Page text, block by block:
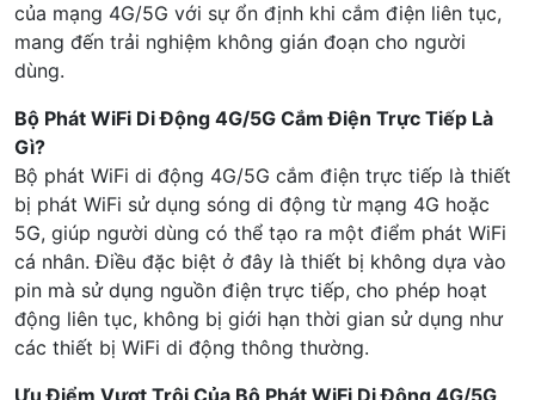
của mạng 4G/5G với sự ổn định khi cắm điện liên tục,
mang đến trải nghiệm không gián đoạn cho người
dùng.
Bộ Phát WiFi Di Động 4G/5G Cắm Điện Trực Tiếp Là
Gì?
Bộ phát WiFi di động 4G/5G cắm điện trực tiếp là thiết
bị phát WiFi sử dụng sóng di động từ mạng 4G hoặc
5G, giúp người dùng có thể tạo ra một điểm phát WiFi
cá nhân. Điều đặc biệt ở đây là thiết bị không dựa vào
pin mà sử dụng nguồn điện trực tiếp, cho phép hoạt
động liên tục, không bị giới hạn thời gian sử dụng như
các thiết bị WiFi di động thông thường.